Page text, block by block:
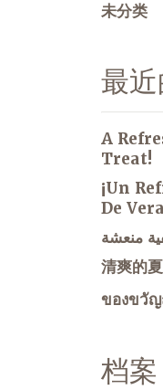
未分类
最
A
Treat!
¡Un
De
清爽的
ของขวั
档案